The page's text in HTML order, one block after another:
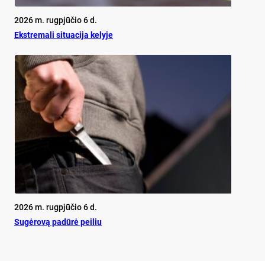
2026 m. rugpjūčio 6 d.
Ekst­re­ma­li si­tua­ci­ja ke­ly­je
2026 m. rugpjūčio 6 d.
Su­gė­ro­vą pa­dū­rė pei­liu